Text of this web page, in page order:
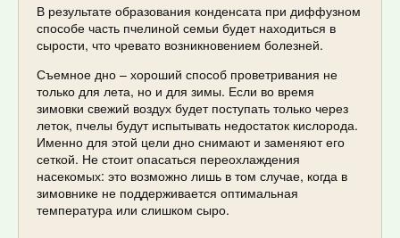
В результате образования конденсата при диффузном
способе часть пчелиной семьи будет находиться в
сырости, что чревато возникновением болезней.
Съемное дно – хороший способ проветривания не
только для лета, но и для зимы. Если во время
зимовки свежий воздух будет поступать только через
леток, пчелы будут испытывать недостаток кислорода.
Именно для этой цели дно снимают и заменяют его
сеткой. Не стоит опасаться переохлаждения
насекомых: это возможно лишь в том случае, когда в
зимовнике не поддерживается оптимальная
температура или слишком сыро.